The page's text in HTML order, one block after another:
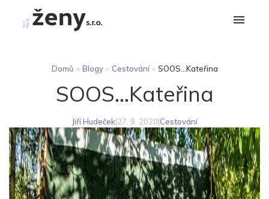
Domů » Blogy » Cestování » SOOS...Kateřina
SOOS...Kateřina
Jiří Hudeček|27. 9. 2020|Cestování